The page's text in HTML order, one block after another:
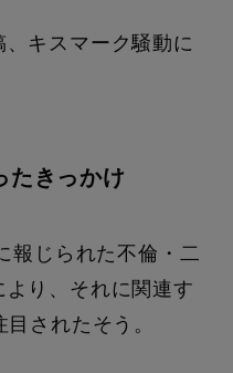
キスマーク騒動に
たきっかけ
報じられた不倫・二
り、それに関連す
されたそう。